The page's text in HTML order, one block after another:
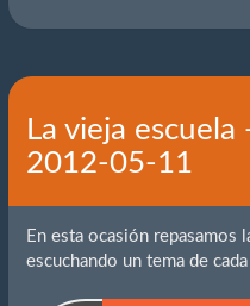
La vieja
2012-05-11
En esta ocasión repasamos
escuchando un tema de